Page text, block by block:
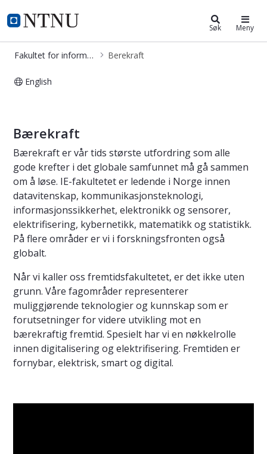
NTNU Hjemmeside
Fakultet for Søk Meny
Fakultet for informasjonsteknologi og elektroteknikk Berekraft
English
Bærekraft
Bærekraft er vår tids største utfordring som alle
gode krefter i det globale samfunnet må gå sammen
om å løse. IE-fakultetet er ledende i Norge innen
datavitenskap, kommunikasjonsteknologi,
informasjonssikkerhet, elektronikk og sensorer,
elektrifisering, kybernetikk, matematikk og statistikk.
På flere områder er vi i forskningsfronten også
globalt.
Når vi kaller oss fremtidsfakultetet, er det ikke uten
grunn. Våre fagområder representerer
muliggjørende teknologier og kunnskap som er
forutsetninger for videre utvikling mot en
bærekraftig fremtid. Spesielt har vi en nøkkelrolle
innen digitalisering og elektrifisering. Fremtiden er
fornybar, elektrisk, smart og digital.